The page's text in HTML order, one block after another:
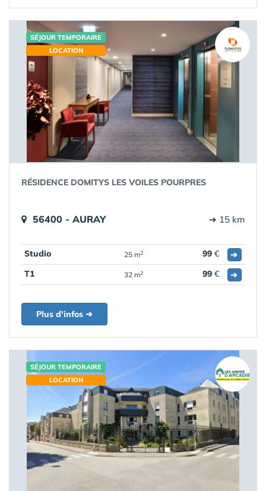
SÉJOUR TEMPORAIRE
LOCATION
RÉSIDENCE DOMITYS LES VOILES POURPRES
56400 - AURAY ➔ 15 km
Studio 25 m2 99 €
➔
T1
32 m2 99 € ➔
Plus d'infos ➔
SÉJOUR TEMPORAIRE
LOCATION